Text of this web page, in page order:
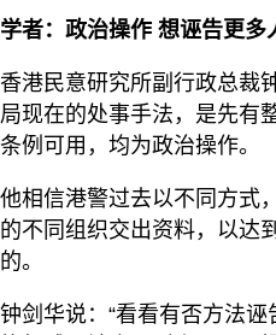
学者：政治操作 想诬告更多
香港民意研究所副行政总裁
局现在的处事手法，是先有
条例可用，均为政治操作。
他相信港警过去以不同方式
的不同组织交出资料，以达
的。
钟剑华说：“看看有否方法诬